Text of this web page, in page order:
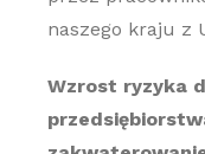
naszego kraju z
Wzrost ryzyka